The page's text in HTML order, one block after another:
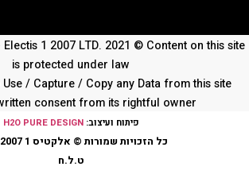
- Electis 1 2007 LTD. 2021 © Content on
is protected under law
to Use / Capture / Copy any Data from this
a written consent from its rightful owner
פיתוח ועיצוב:H2O PURE DESIGN
כל הזכויות שמורות © אלקטיס 1 2007 בע"מ